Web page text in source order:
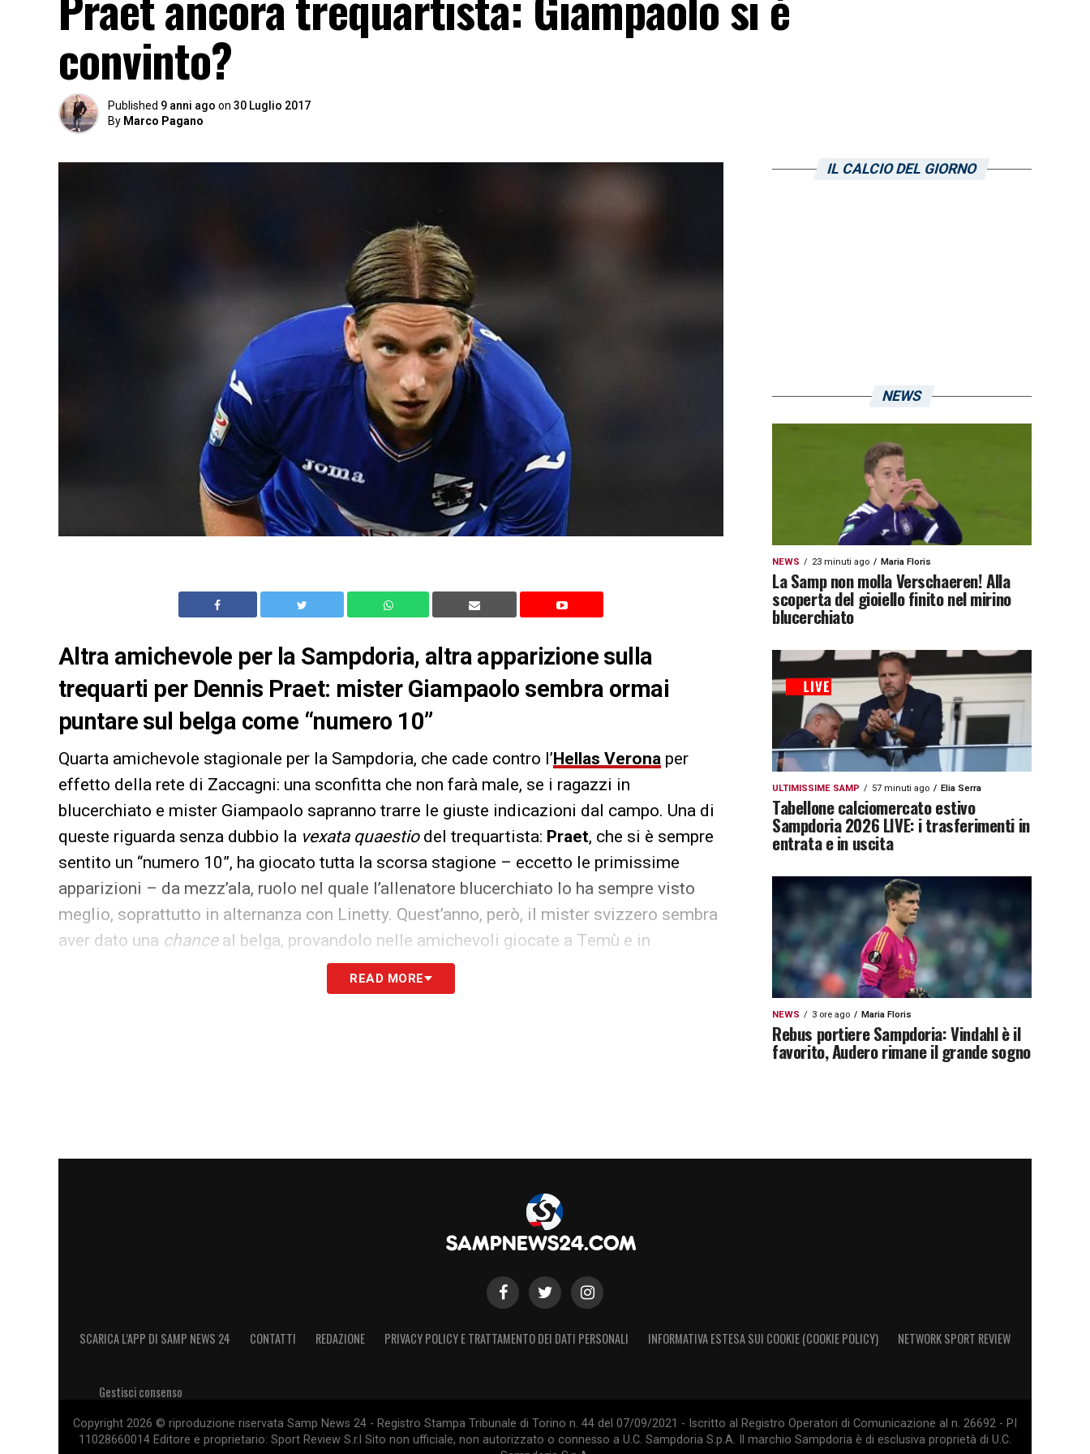
convinto?
Published 9 anni ago on 30 Luglio 2017
By Marco Pagano
Altra amichevole per la Sampdoria, altra apparizione sulla
trequarti per Dennis Praet: mister Giampaolo sembra ormai
puntare sul belga come “numero 10”
Quarta amichevole stagionale per la Sampdoria, che cade contro l’Hellas Verona per
effetto della rete di Zaccagni: una sconfitta che non farà male, se i ragazzi in
blucerchiato e mister Giampaolo sapranno trarre le giuste indicazioni dal campo. Una di
queste riguarda senza dubbio la vexata quaestiodel trequartista: Praet, che si è sempre
sentito un “numero 10”, ha giocato tutta la scorsa stagione – eccetto le primissime
apparizioni – da mezz’ala, ruolo nel quale l’allenatore blucerchiato lo ha sempre visto
meglio, soprattutto in alternanza con Linetty. Quest’anno, però, il mister svizzero sembra
aver dato una chanceal belga, provandolo nelle amichevoli giocate a Temù e in
trequarti. Una scelta che c’entra poco con
l’accondiscendenza verso le preferenze del giocatore: con tutta probabilità, la decisione
alle spalle e l’inserimento ormai ultimato nei meccanismi dell’allenatore, questo dovrà
READ MORE
IL CALCIO DEL GIORNO
NEWS
NEWS 23 minuti ago Maria Floris
La Samp non molla Verschaeren! Alla
scoperta del gioiello finito nel mirino
blucerchiato
ULTIMISSIME SAMP 57 minuti ago Elia Serra
Tabellone calciomercato estivo
Sampdoria 2026 LIVE: i trasferimenti in
entrata e in uscita
NEWS 3 ore ago Maria Floris
Rebus portiere Sampdoria: Vindahl è il
favorito, Audero rimane il grande sogno
SCARICA L’APP DI SAMP NEWS 24 CONTATTI REDAZIONE PRIVACY POLICY E TRATTAMENTO DEI DATI PERSONALI INFORMATIVA ESTESA SUI COOKIE (COOKIE POLICY) NETWORK SPORT REVIEW
Gestisci consenso
Copyright 2026 © riproduzione riservata Samp News 24 - Registro Stampa Tribunale di Torino n. 44 del 07/09/2021 - Iscritto al Registro Operatori di Comunicazione al n. 26692 - PI
11028660014 Editore e proprietario: Sport Review S.r.l Sito non ufficiale, non autorizzato o connesso a U.C. Sampdoria S.p.A. Il marchio Sampdoria è di esclusiva proprietà di U.C.